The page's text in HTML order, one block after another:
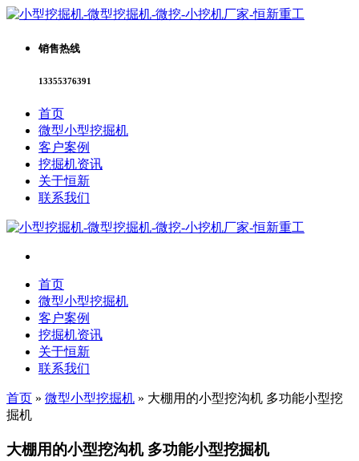
销售热线
13355376391
首页
微型小型挖掘机
客户案例
挖掘机资讯
关于恒新
联系我们
首页
微型小型挖掘机
客户案例
挖掘机资讯
关于恒新
联系我们
首页 » 微型小型挖掘机 » 大棚用的小型挖沟机 多功能小型挖
掘机
大棚用的小型挖沟机 多功能小型挖掘机